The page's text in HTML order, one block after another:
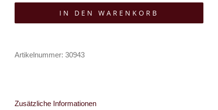
EleadoraIN DEN WARENKORB
Artikelnummer: 30943
Zusätzliche Informationen